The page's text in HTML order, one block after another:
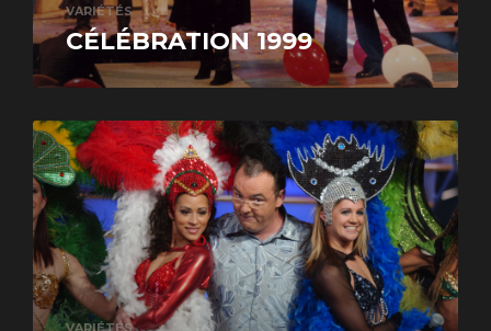
VARIÉTÉS
CÉLÉBRATION 1999
VARIÉTÉS